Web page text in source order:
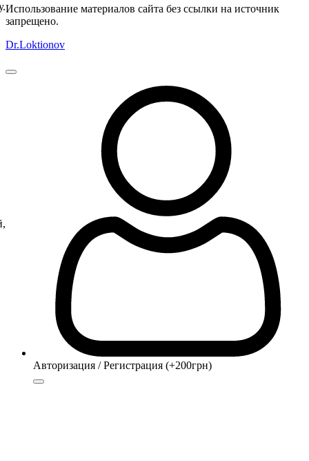
Использование материалов сайта без ссылки на источник
запрещено.
Dr.Loktionov
Авторизация / Регистрация (+200грн)